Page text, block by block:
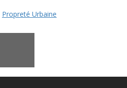
Propreté Urbaine